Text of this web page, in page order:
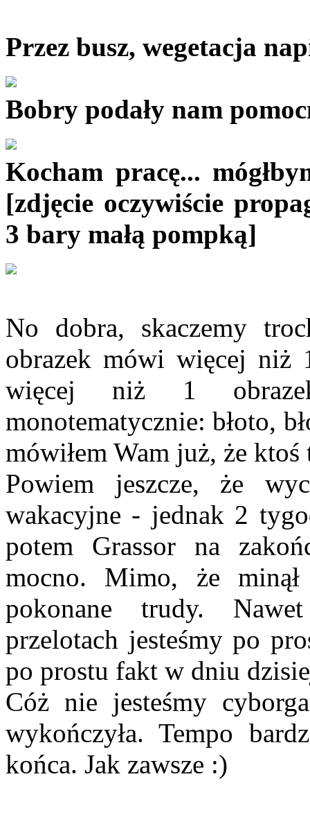
Przez busz, wegetacja
Bobry podały nam
Kocham pracę...
[zdjęcie oczywiście
3 bary małą pompką]
No dobra, skaczemy
obrazek mówi więcej niż
więcej niż 1
monotematycznie: błoto,
mówiłem Wam już, że ktoś
Powiem jeszcze, że
wakacyjne - jednak 2
potem Grassor na
mocno. Mimo, że
pokonane trudy.
przelotach jesteśmy po
po prostu fakt w dniu
Cóż nie jesteśmy
wykończyła. Tempo
końca. Jak zawsze :)